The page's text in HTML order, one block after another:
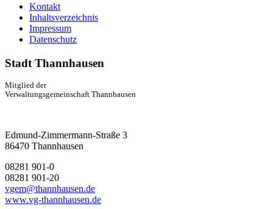
Kontakt
Inhaltsverzeichnis
Impressum
Datenschutz
Stadt Thannhausen
Mitglied der
Verwaltungsgemeinschaft Thannhausen
Edmund-Zimmermann-Straße 3
86470 Thannhausen
08281 901-0
08281 901-20
vgem@thannhausen.de
www.vg-thannhausen.de